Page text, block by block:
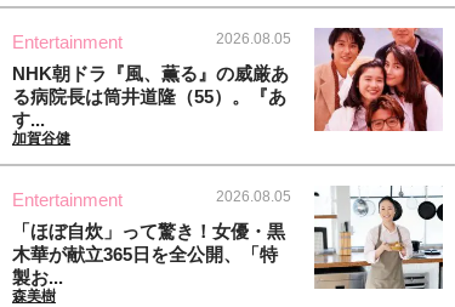
Entertainment 2026.08.05
NHK朝ドラ『風、薫る』の威厳あ
る病院長は筒井道隆（55）。『あ
す...
加賀谷健
Entertainment 2026.08.05
「ほぼ自炊」って驚き！女優・黒
木華が献立365日を全公開、「特
製お...
森美樹